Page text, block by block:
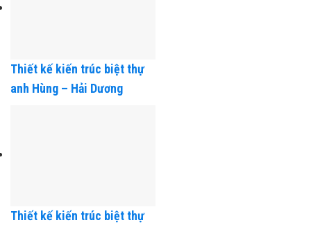
Thiết kế kiến trúc biệt thự
anh Hùng – Hải Dương
Thiết kế kiến trúc biệt thự